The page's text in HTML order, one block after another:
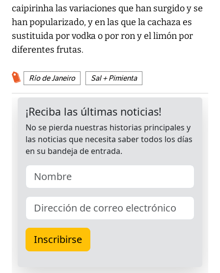
caipirinha las variaciones que han surgido y se
han popularizado, y en las que la cachaza es
sustituida por vodka o por ron y el limón por
diferentes frutas.
Río de Janeiro Sal + Pimienta